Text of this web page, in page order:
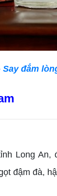
Say đắm
Long
đậm đà,